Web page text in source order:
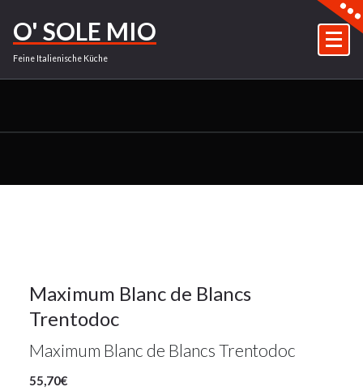
Inhalt
springen
O' SOLE MIO
Feine Italienische Küche
19
Maximum Blanc de Blancs
Trentodoc
Maximum Blanc de Blancs Trentodoc
55,70€